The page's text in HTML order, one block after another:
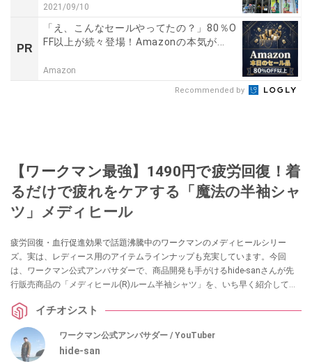
2021/09/10
PR
「え、こんなセールやってたの？」80％O
FF以上が続々登場！Amazonの本気が...
Amazon
Recommended by
【ワークマン最強】1490円で疲労回復！着
るだけで疲れをケアする「魔法の半袖シャ
ツ」メディヒール
疲労回復・血行促進効果で話題沸騰中のワークマンのメディヒールシリー
ズ。実は、レディース用のアイテムラインナップも充実しています。今回
は、ワークマン公式アンバサダーで、商品開発も手がけるhide-sanさんが先
行販売商品の「メディヒール(R)ルーム半袖シャツ」を、いち早く紹介してく
イチオシスト
ワークマン公式アンバサダー / YouTuber
hide-san